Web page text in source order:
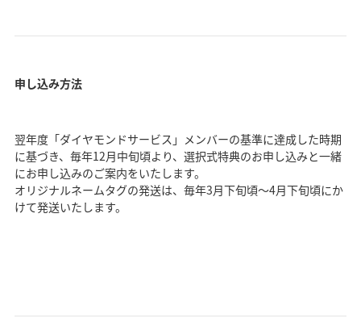
申し込み方法
翌年度「ダイヤモンドサービス」メンバーの基準に達成した時期
に基づき、毎年12月中旬頃より、選択式特典のお申し込みと一緒
にお申し込みのご案内をいたします。
オリジナルネームタグの発送は、毎年3月下旬頃～4月下旬頃にか
けて発送いたします。